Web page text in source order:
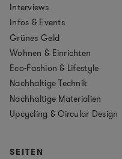
Interviews
Infos & Events
Grünes Geld
Wohnen & Einrichten
Eco-Fashion & Lifestyle
Nachhaltige Technik
Nachhaltige Materialien
Upcycling & Circular Design
SEITEN